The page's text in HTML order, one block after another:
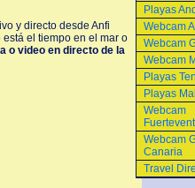
y directo desde Anfi
el tiempo en el mar o
o video en directo de la
Playas
Webcam
Webcam
Webcam
Playas
Playas
Webcam
Webcam
Canaria
Travel